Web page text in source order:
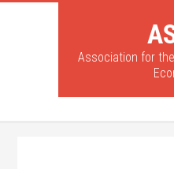
Association for